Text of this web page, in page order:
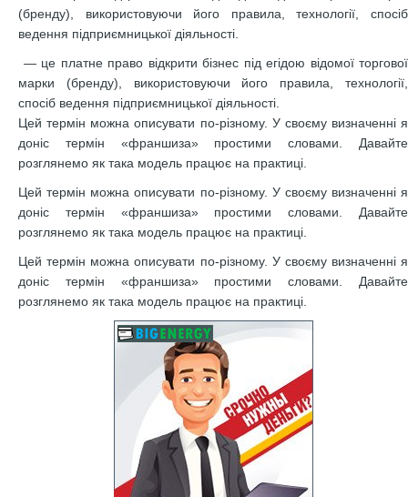
(бренду), використовуючи його правила, технології, спосіб
ведення підприємницької діяльності.
— це платне право відкрити бізнес під егідою відомої торгової
марки (бренду), використовуючи його правила, технології,
спосіб ведення підприємницької діяльності.
Цей термін можна описувати по-різному. У своєму визначенні я
доніс термін «франшиза» простими словами. Давайте
розглянемо як така модель працює на практиці.
Цей термін можна описувати по-різному. У своєму визначенні я
доніс термін «франшиза» простими словами. Давайте
розглянемо як така модель працює на практиці.
Цей термін можна описувати по-різному. У своєму визначенні я
доніс термін «франшиза» простими словами. Давайте
розглянемо як така модель працює на практиці.